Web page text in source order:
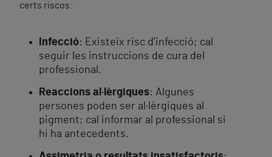
certs riscos:
Infecció: Existeix risc d’infecció; cal
seguir les instruccions de cura del
professional.
Reaccions al·lèrgiques: Algunes
persones poden ser al·lèrgiques al
pigment; cal informar al professional si
hi ha antecedents.